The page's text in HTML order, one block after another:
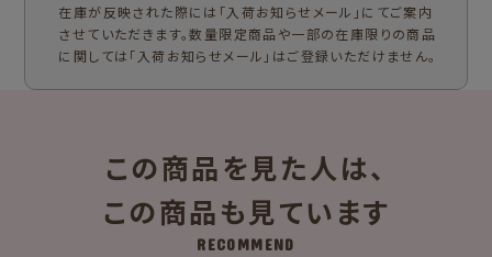
在庫が反映された際には「入荷お知らせメール」にてご案内
させていただきます。数量限定商品や一部の在庫限りの商品
に関しては「入荷お知らせメール」はご登録いただけません。
この商品を見た人は、
この商品も見ています
RECOMMEND